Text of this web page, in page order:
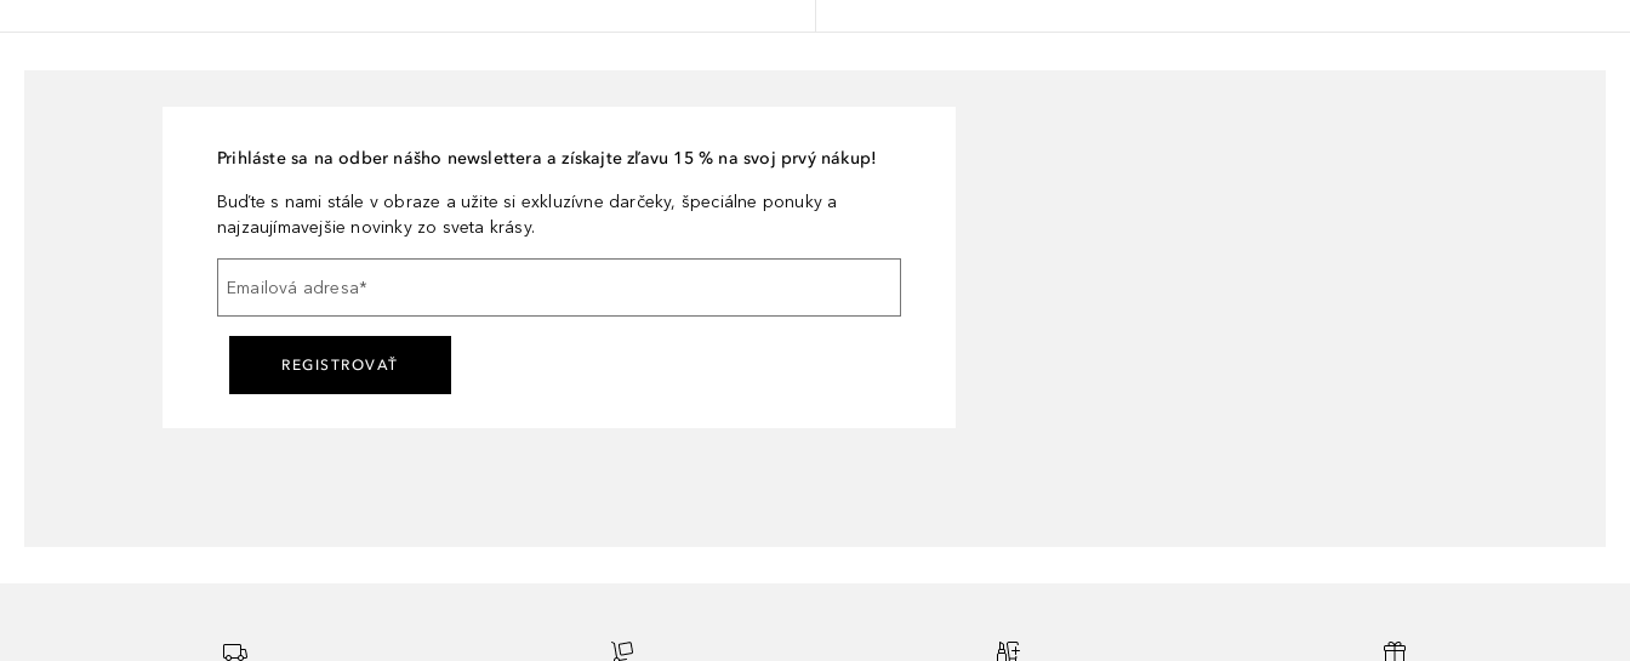
Prihláste sa na odber nášho newslettera a získajte zľavu 15 % na svoj prvý nákup!
Buďte s nami stále v obraze a užite si exkluzívne darčeky, špeciálne ponuky a
najzaujímavejšie novinky zo sveta krásy.
Emailová adresa*
REGISTROVAŤ